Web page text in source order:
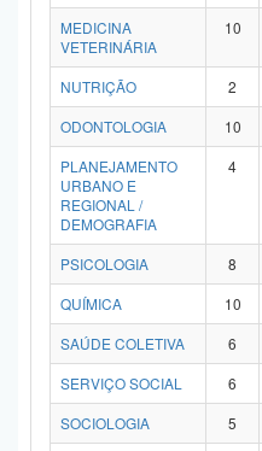
MEDICINA
VETERINÁRIA
10
NUTRIÇÃO 2
ODONTOLOGIA
10
PLANEJAMENTO
URBANO E
REGIONAL /
DEMOGRAFIA
4
PSICOLOGIA 8
QUÍMICA
10
SAÚDE COLETIVA
6
SERVIÇO SOCIAL
6
SOCIOLOGIA
5